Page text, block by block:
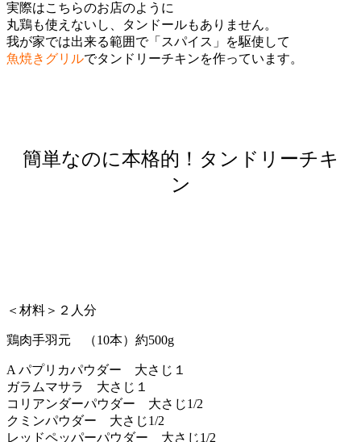
実際はこちらのお店のように
丸鶏も使えないし、タンドールもありません。
我が家では出来る範囲で「スパイス」を駆使して
魚焼きグリルでタンドリーチキンを作っています。
簡単なのに本格的！タンドリーチキ
ン
＜材料＞２人分
鶏肉手羽元 （10本）約500g
A パプリカパウダー 大さじ１
ガラムマサラ 大さじ１
コリアンダーパウダー 大さじ1/2
クミンパウダー 大さじ1/2
レッドペッパーパウダー 大さじ1/2